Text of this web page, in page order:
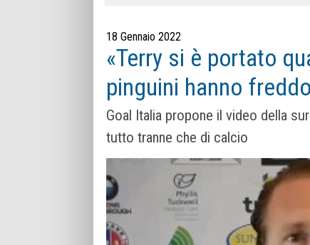
18 Gennaio 2022
«Terry si è portato
pinguini hanno
Goal Italia propone il video della
tutto tranne che di calcio